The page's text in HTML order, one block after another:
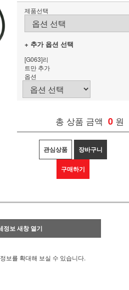
제품선택
+ 추가 옵션 선택
[G063]리
트만 추가
옵션
총 상품 금액 0 원
관심상품 장바구니
구매하기
정보 새창 열기
보를 확대해 보실 수 있습니다.